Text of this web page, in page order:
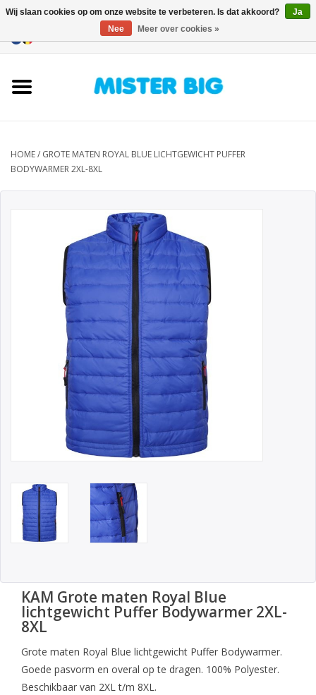
Onze Winkel
Contact
HOME/ GROTE MATEN ROYAL BLUE LICHTGEWICHT PUFFER
BODYWARMER 2XL-8XL
KAM Grote maten Royal Blue
lichtgewicht Puffer Bodywarmer 2XL-
8XL
Grote maten Royal Blue lichtgewicht Puffer Bodywarmer.
Goede pasvorm en overal op te dragen. 100% Polyester.
Beschikbaar van 2XL t/m 8XL.
Wij slaan cookies op om onze website te verbeteren. Is dat akkoord?
Ja
Nee
Meer over cookies »